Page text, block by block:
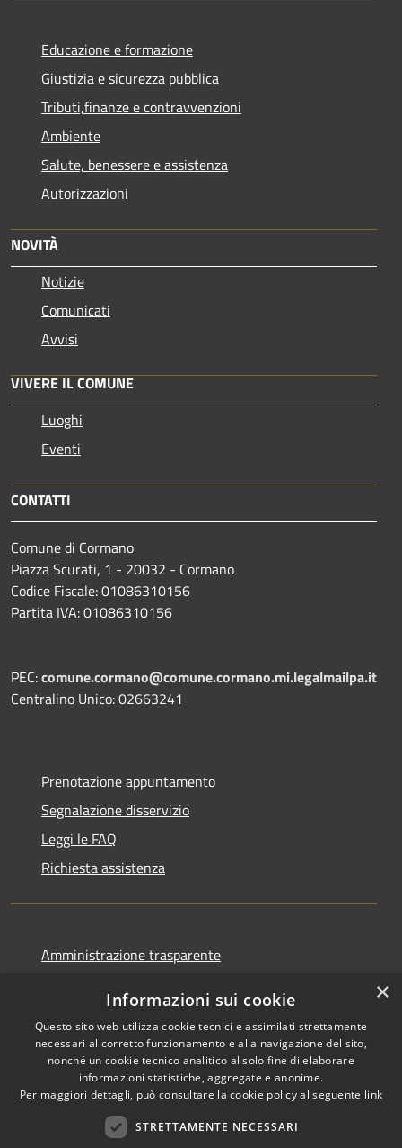
Educazione e formazione
Giustizia e sicurezza pubblica
Tributi,finanze e contravvenzioni
Ambiente
Salute, benessere e assistenza
Autorizzazioni
NOVITÀ
Notizie
Comunicati
Avvisi
VIVERE IL COMUNE
Luoghi
Eventi
CONTATTI
Comune di Cormano
Piazza Scurati, 1 - 20032 - Cormano
Codice Fiscale: 01086310156
Partita IVA: 01086310156
PEC:comune.cormano@comune.cormano.mi.legalmailpa.it
Centralino Unico: 02663241
Prenotazione appuntamento
Segnalazione disservizio
Leggi le FAQ
Richiesta assistenza
Amministrazione trasparente
Dichiarazione di accessibilità
Copyright © 2026 • Comune di
×
Informazioni sui cookie
Questo sito web utilizza cookie tecnici e assimilati strettamente
necessari al corretto funzionamento e alla navigazione del sito,
nonché un cookie tecnico analitico al solo fine di elaborare
informazioni statistiche, aggregate e anonime.
Per maggiori dettagli, può consultare la cookie policy al seguente link
STRETTAMENTE NECESSARI